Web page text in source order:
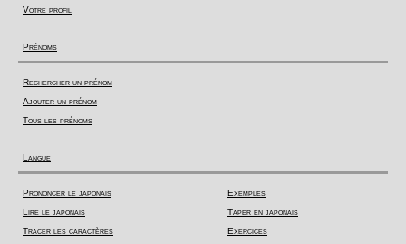
Votre profil
Prénoms
Rechercher un prénom
Ajouter un prénom
Tous les prénoms
Langue
Prononcer le japonais
Lire le japonais
Tracer les caractères
Exemples
Taper en japonais
Exercices